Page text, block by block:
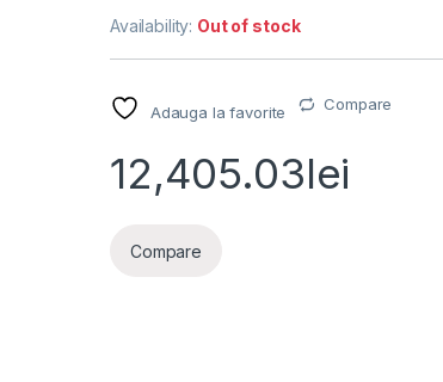
Availability: Out of stock
Adauga la favorite Compare
12,405.03lei
Compare